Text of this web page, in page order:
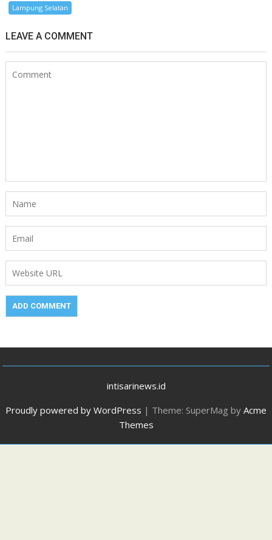
Lampung Selatan
LEAVE A COMMENT
intisarinews.id
Proudly powered by WordPress | Theme: SuperMag by Acme
Themes